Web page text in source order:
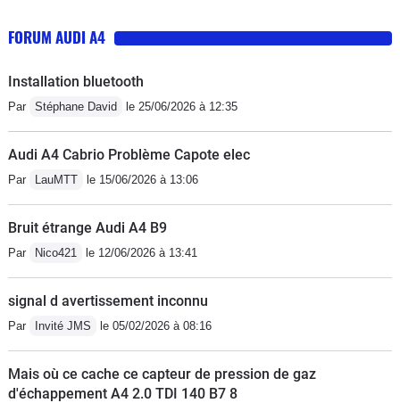
FORUM AUDI A4
Installation bluetooth
Par Stéphane David le 25/06/2026 à 12:35
Audi A4 Cabrio Problème Capote elec
Par LauMTT le 15/06/2026 à 13:06
Bruit étrange Audi A4 B9
Par Nico421 le 12/06/2026 à 13:41
signal d avertissement inconnu
Par Invité JMS le 05/02/2026 à 08:16
Mais où ce cache ce capteur de pression de gaz
d'échappement A4 2.0 TDI 140 B7 8